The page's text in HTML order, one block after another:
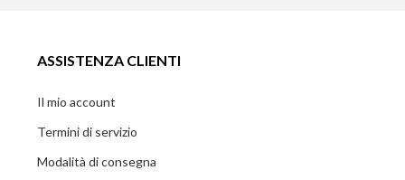
ASSISTENZA CLIENTI
Il mio account
Termini di servizio
Modalità di consegna